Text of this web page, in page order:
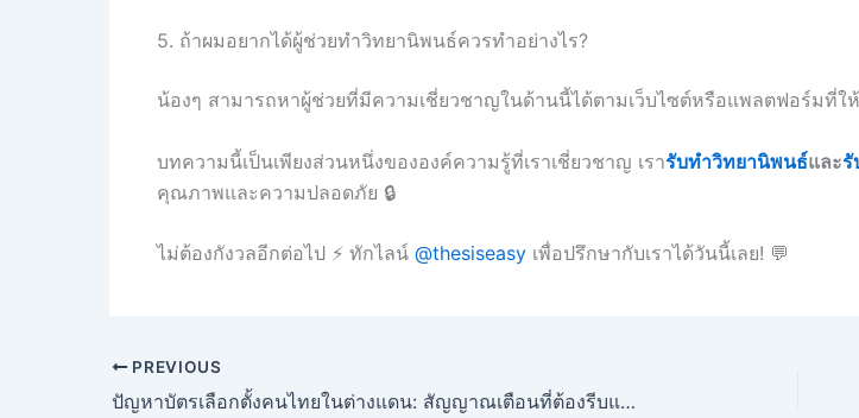
5. ถ้าผมอยากได้ผู้ช่วยทำวิทยานิพนธ์ควรทำอย่างไร?
น้องๆ สามารถหาผู้ช่วยที่มีความเชี่ยวชาญในด้านนี้ได้ตามเว็บไซต์หรือแพลตฟอร์มที่ใ
บทความนี้เป็นเพียงส่วนหนึ่งขององค์ความรู้ที่เราเชี่ยวชาญ เรารับทำวิทยานิพนธ์และรั
คุณภาพและความปลอดภัย 🔒
ไม่ต้องกังวลอีกต่อไป ⚡ ทักไลน์ @thesiseasy เพื่อปรึกษากับเราได้วันนี้เลย! 💬
PREVIOUS
ปัญหาบัตรเลือกตั้งคนไทยในต่างแดน: สัญญาณเตือนที่ต้องรีบแก้ไข